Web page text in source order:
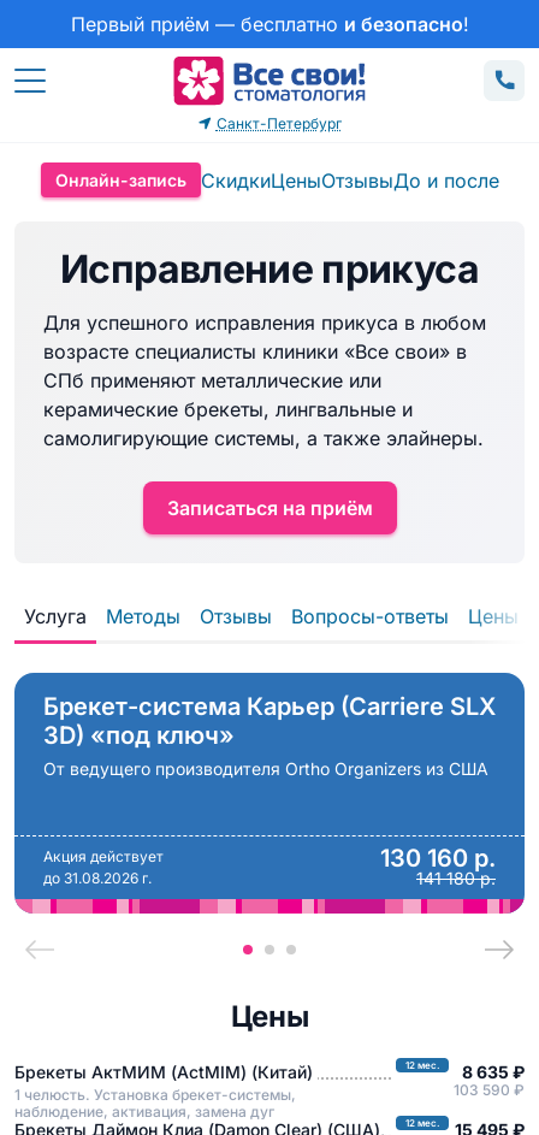
Первый приём — бесплатно и безопасно!
Санкт-Петербург
Онлайн-запись СкидкиЦеныОтзывыДо и после
Исправление прикуса
Для успешного исправления прикуса в любом
возрасте специалисты клиники «Все свои» в
СПб применяют металлические или
керамические брекеты, лингвальные и
самолигирующие системы, а также элайнеры.
Записаться на приём
Услуга Методы Отзывы Вопросы-ответы Цены
Брекет-система Карьер (Carriere SLX
3D) «под ключ»
От ведущего производителя Ortho Organizers из США
Акция действует
до 31.08.2026 г.
130 160 р.
141 180 р.
Цены
Брекеты АктМИМ (ActMIM) (Китай)
1 челюсть. Установка брекет-системы,
наблюдение, активация, замена дуг
12 мес. 8 635 ₽
103 590 ₽
Брекеты Даймон Клиа (Damon Clear) (США),
12 мес. 15 495 ₽